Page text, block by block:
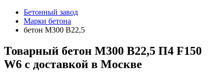
Бетонный завод
Марки бетона
бетон М300 B22,5
Товарный бетон М300 B22,5 П4 F150
W6 с доставкой в Москве